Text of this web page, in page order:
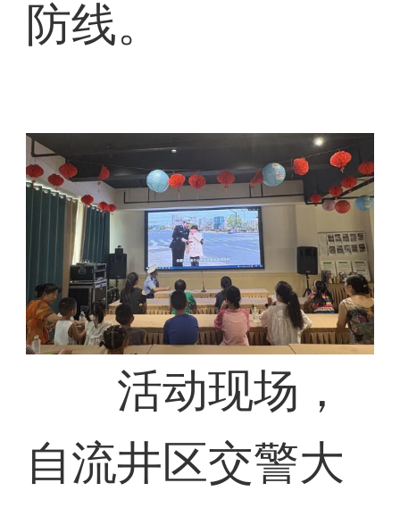
防线。
活动现场，
自流井区交警大